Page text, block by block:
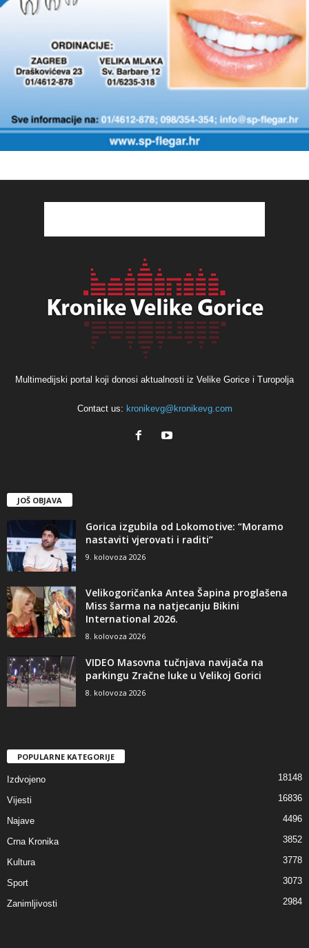
Multimedijski portal koji donosi aktualnosti iz Velike Gorice i Turopolja
Contact us: kronikevg@kronikevg.com
JOŠ OBJAVA
Gorica izgubila od Lokomotive: “Moramo
nastaviti vjerovati i raditi”
9. kolovoza 2026
Velikogoričanka Antea Šapina proglašena
Miss šarma na natjecanju Bikini
International 2026.
8. kolovoza 2026
VIDEO Masovna tučnjava navijača na
parkingu Zračne luke u Velikoj Gorici
8. kolovoza 2026
POPULARNE KATEGORIJE
Izdvojeno 18148
Vijesti 16836
Najave 4496
Crna Kronika 3852
Kultura 3778
Sport 3073
Zanimljivosti 2984